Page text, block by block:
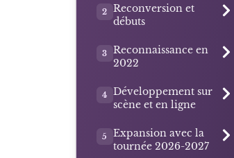
2
Reconversion et
débuts
3
Reconnaissance en
2022
4
Développement sur
scène et en ligne
5
Expansion avec la
tournée 2026-2027